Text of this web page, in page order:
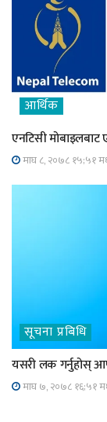
आर्थिक
एनटिसी
माघ ८, २०७८ १५;५१
सूचना प्रबिधि
यसरी लक गर्नुहोस्
माघ ७, २०७८ १६;५१